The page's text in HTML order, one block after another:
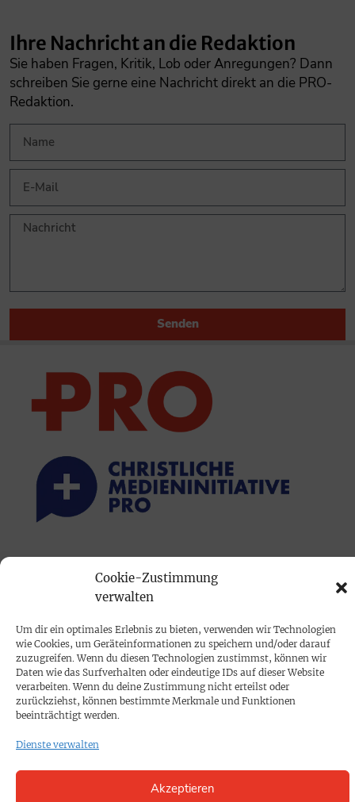
Cookie-Zustimmung
verwalten
Um dir ein optimales Erlebnis zu bieten, verwenden wir Technologien
wie Cookies, um Geräteinformationen zu speichern und/oder darauf
zuzugreifen. Wenn du diesen Technologien zustimmst, können wir
Daten wie das Surfverhalten oder eindeutige IDs auf dieser Website
verarbeiten. Wenn du deine Zustimmung nicht erteilst oder
zurückziehst, können bestimmte Merkmale und Funktionen
beeinträchtigt werden.
Dienste verwalten
Akzeptieren
Ihre Nachricht an die Redaktion
Sie haben Fragen, Kritik, Lob oder Anregungen? Dann
schreiben Sie gerne eine Nachricht direkt an die PRO-
Redaktion.
Senden
PROKOMPAKT
Impressum
SPENDEN
KONTAKT